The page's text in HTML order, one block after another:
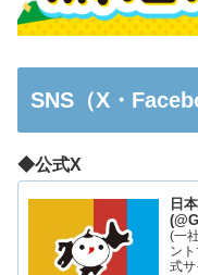
SNS（X・
◆公式X
日
(一
ン
式サ